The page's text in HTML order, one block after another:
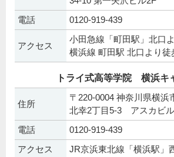
電話 0120-919-439
アクセス
小田急線「町田駅」北口
横浜線 町田駅 北口より徒
トライ式高等学院 横浜キ
住所
〒220-0004 神奈川県横浜
北幸2丁目5-3 アスカビ
電話
0120-919-439
アクセス
JR京浜東北線「横浜駅」